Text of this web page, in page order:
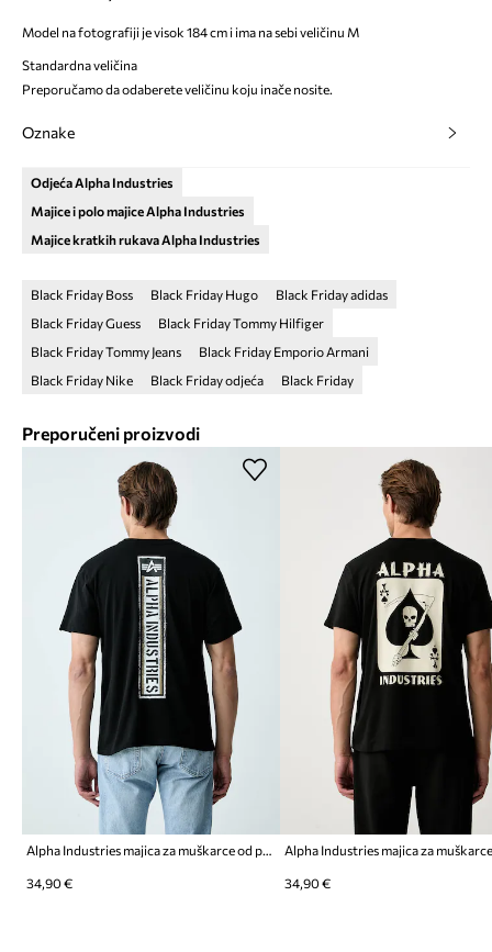
Model na fotografiji je visok 184 cm i ima na sebi veličinu M
Standardna veličina
Preporučamo da odaberete veličinu koju inače nosite.
Oznake
Odjeća Alpha Industries
Majice i polo majice Alpha Industries
Majice kratkih rukava Alpha Industries
Black Friday Boss Black Friday Hugo
Black Friday adidas
Black Friday Guess
Black Friday Tommy Hilfiger
Black Friday Tommy Jeans
Black Friday Emporio Armani
Black Friday Nike
Black Friday odjeća Black Friday
Preporučeni proizvodi
Alpha Industries majica za muškarce od pamuka Backprint Vintage Panel
34,90 € 34,90 €